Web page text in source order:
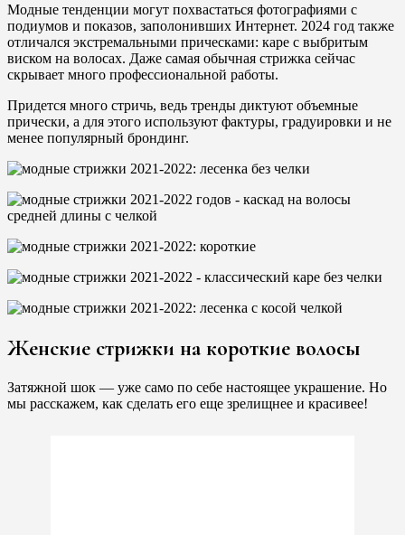
Модные тенденции могут похвастаться фотографиями с
подиумов и показов, заполонивших Интернет. 2024 год также
отличался экстремальными прическами: каре с выбритым
виском на волосах. Даже самая обычная стрижка сейчас
скрывает много профессиональной работы.
Придется много стричь, ведь тренды диктуют объемные
прически, а для этого используют фактуры, градуировки и не
менее популярный брондинг.
Женские стрижки на короткие волосы
Затяжной шок — уже само по себе настоящее украшение. Но
мы расскажем, как сделать его еще зрелищнее и красивее!